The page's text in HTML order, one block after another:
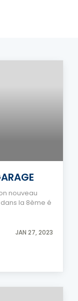
nouveau
la 8ème é
JAN 27, 2023